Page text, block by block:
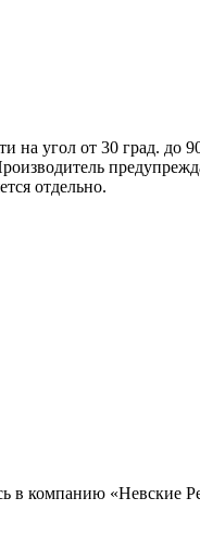
на угол от 30 град. до
отдельно.
в компанию «Невские